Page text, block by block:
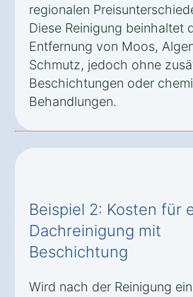
regionalen
Diese Reinigung beinhaltet
Entfernung von Moos,
Schmutz, jedoch ohne
Beschichtungen oder
Behandlungen.
Beispiel 2: Kosten für
Dachreinigung mit
Beschichtung
Wird nach der Reinigung